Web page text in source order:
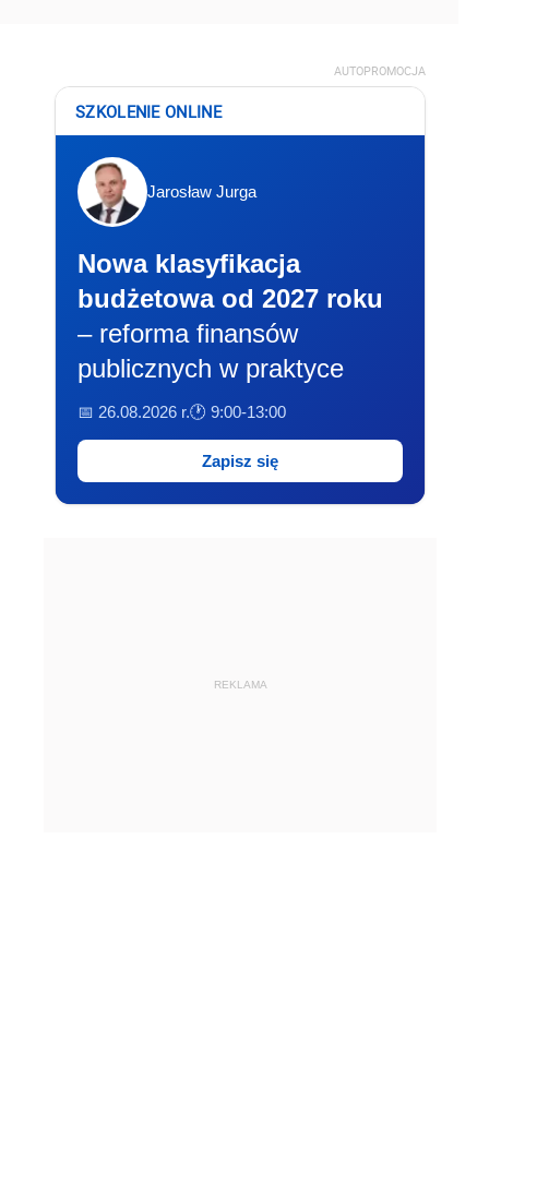
AUTOPROMOCJA
SZKOLENIE ONLINE
Jarosław Jurga
Nowa klasyfikacja
budżetowa od 2027 roku
– reforma finansów
publicznych w praktyce
📅 26.08.2026 r.🕐 9:00-13:00
Zapisz się
REKLAMA